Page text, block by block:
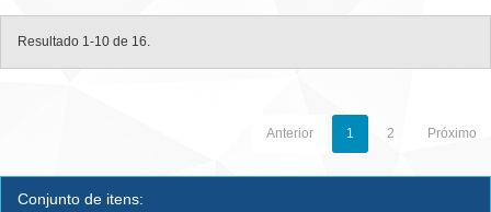
Resultado 1-10 de 16.
Anterior 1 2 Próximo
Conjunto de itens: